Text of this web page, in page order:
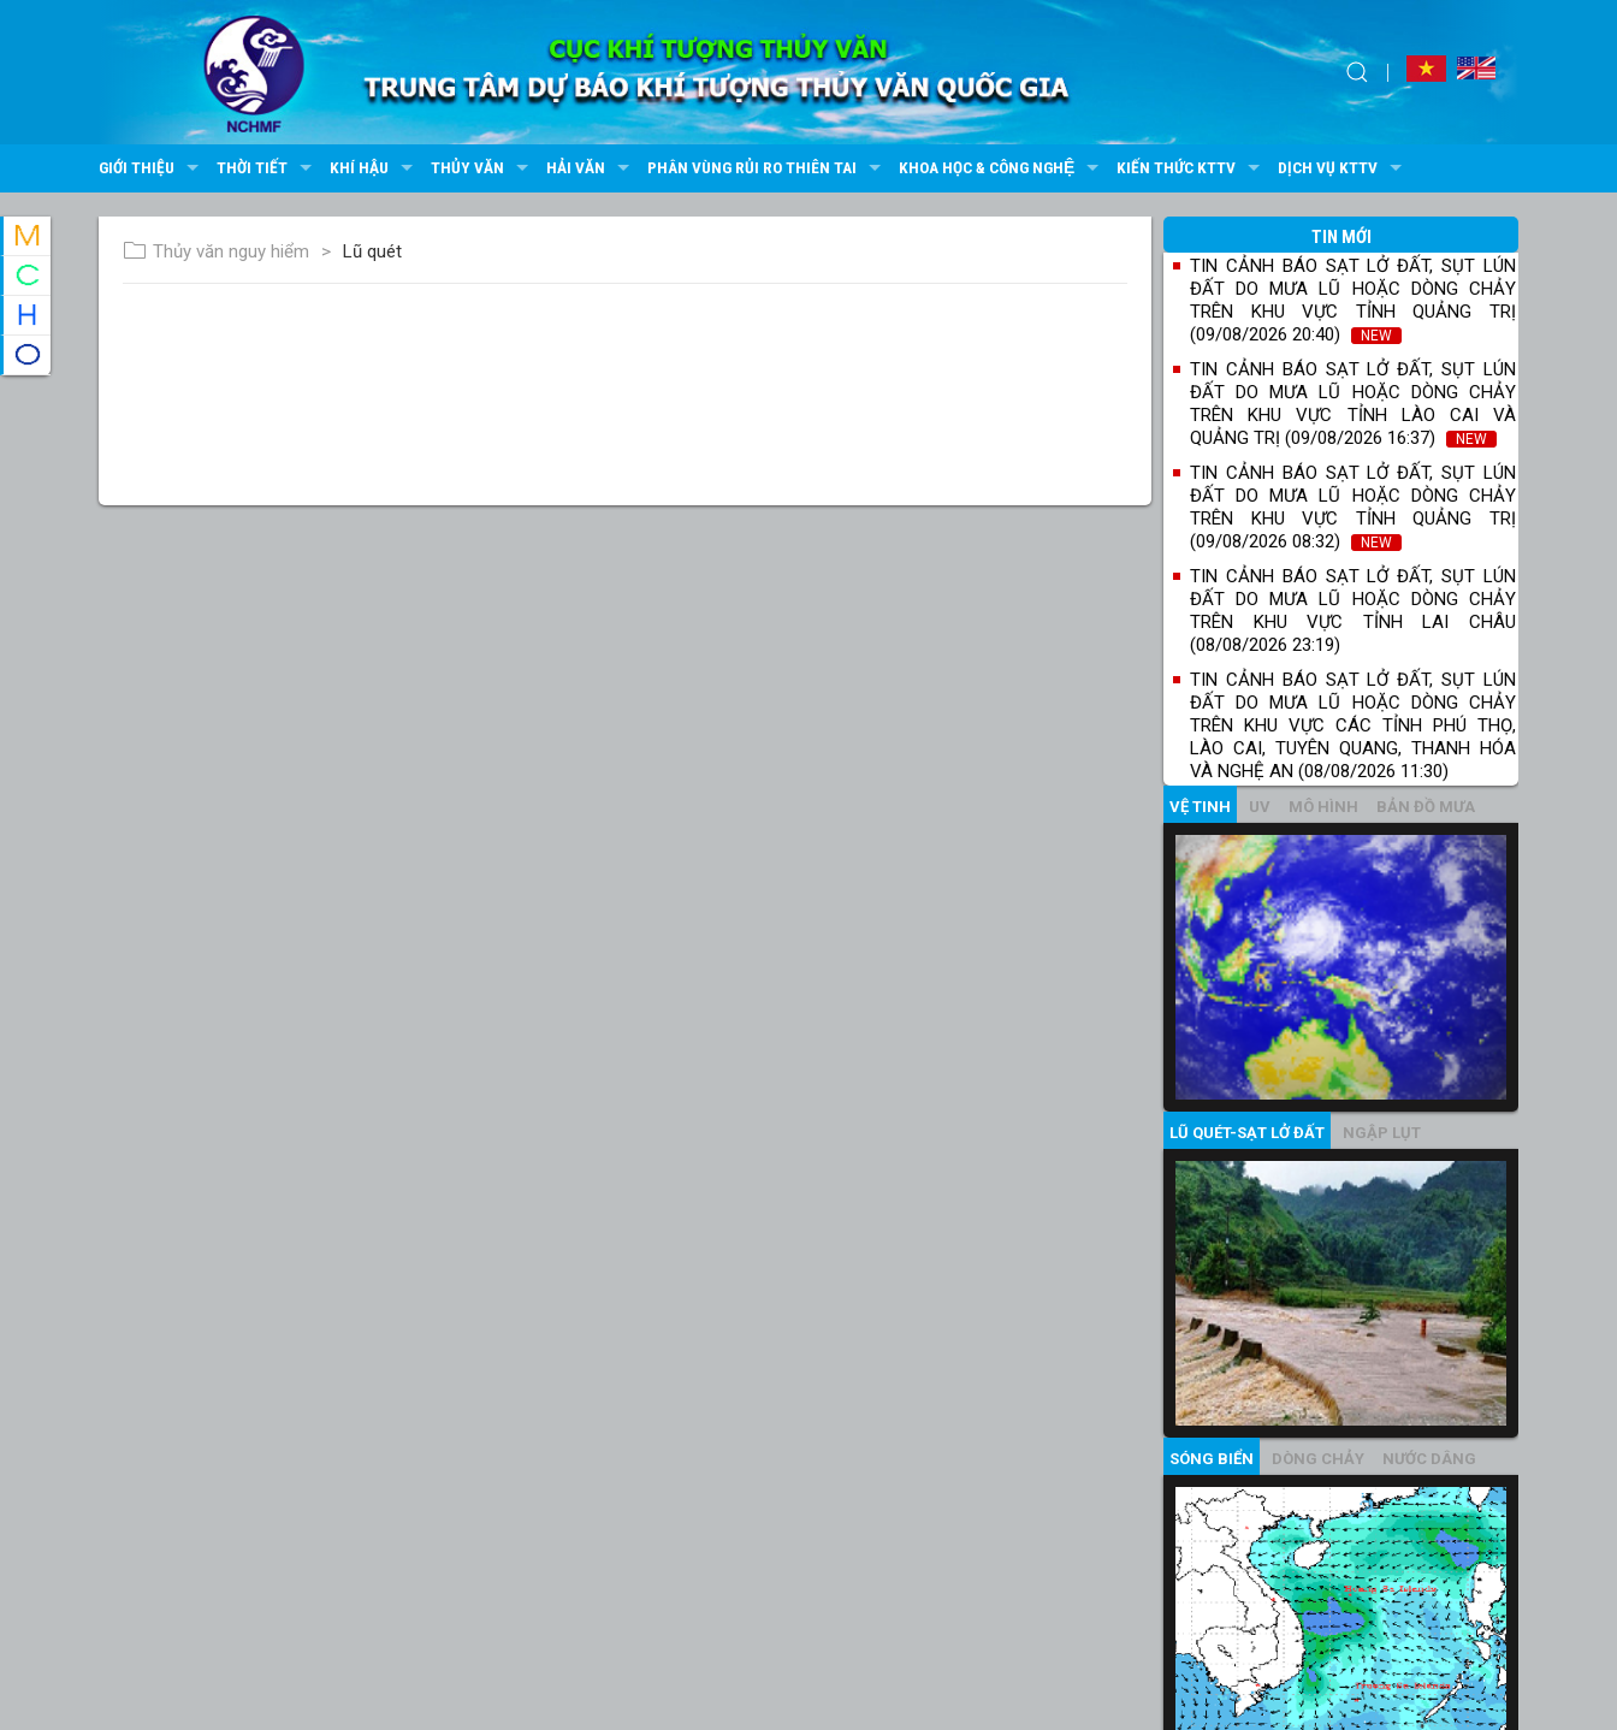
GIỚI THIỆU THỜI TIẾT KHÍ HẬU THỦY VĂN HẢI VĂN PHÂN VÙNG RỦI RO THIÊN TAI KHOA HỌC & CÔNG NGHỆ KIẾN THỨC KTTV DỊCH VỤ KTTV
Thủy văn nguy hiểm Lũ quét
TIN MỚI
TIN CẢNH BÁO SẠT LỞ ĐẤT, SỤT LÚN
ĐẤT DO MƯA LŨ HOẶC DÒNG CHẢY
TRÊN KHU VỰC TỈNH QUẢNG TRỊ
(09/08/2026 20:40)
NEW
TIN CẢNH BÁO SẠT LỞ ĐẤT, SỤT LÚN
ĐẤT DO MƯA LŨ HOẶC DÒNG CHẢY
TRÊN KHU VỰC TỈNH LÀO CAI VÀ
QUẢNG TRỊ (09/08/2026 16:37)
NEW
TIN CẢNH BÁO SẠT LỞ ĐẤT, SỤT LÚN
ĐẤT DO MƯA LŨ HOẶC DÒNG CHẢY
TRÊN KHU VỰC TỈNH QUẢNG TRỊ
(09/08/2026 08:32)
NEW
TIN CẢNH BÁO SẠT LỞ ĐẤT, SỤT LÚN
ĐẤT DO MƯA LŨ HOẶC DÒNG CHẢY
TRÊN KHU VỰC TỈNH LAI CHÂU
(08/08/2026 23:19)
TIN CẢNH BÁO SẠT LỞ ĐẤT, SỤT LÚN
ĐẤT DO MƯA LŨ HOẶC DÒNG CHẢY
TRÊN KHU VỰC CÁC TỈNH PHÚ THỌ,
LÀO CAI, TUYÊN QUANG, THANH HÓA
VÀ NGHỆ AN (08/08/2026 11:30)
VỆ TINH UV MÔ HÌNH BẢN ĐỒ MƯA
LŨ QUÉT-SẠT LỞ ĐẤT NGẬP LỤT
SÓNG BIỂN DÒNG CHẢY NƯỚC DÂNG